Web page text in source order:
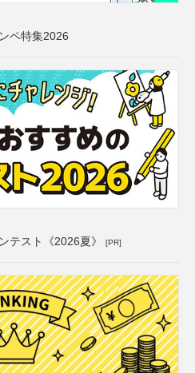
ペ特集2026
テスト《2026夏》 [PR]